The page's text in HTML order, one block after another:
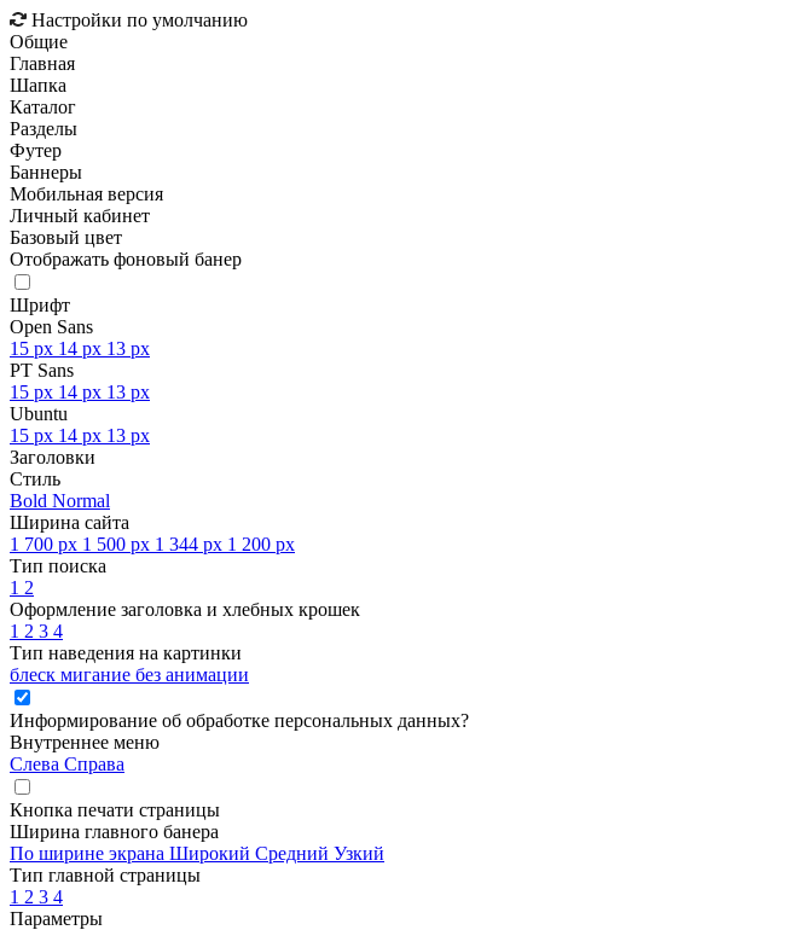
Настройки по умолчанию
Общие
Главная
Шапка
Каталог
Разделы
Футер
Баннеры
Мобильная версия
Личный кабинет
Базовый цвет
Отображать фоновый банер
Шрифт
Open Sans
15 px 14 px 13 px
PT Sans
15 px 14 px 13 px
Ubuntu
15 px 14 px 13 px
Заголовки
Стиль
Bold Normal
Ширина сайта
1 700 px 1 500 px 1 344 px 1 200 px
Тип поиска
1 2
Оформление заголовка и хлебных крошек
1 2 3 4
Тип наведения на картинки
блеск мигание без анимации
Информирование об обработке персональных данных?
Внутреннее меню
Слева Справа
Кнопка печати страницы
Ширина главного банера
По ширине экрана Широкий Средний Узкий
Тип главной страницы
1 2 3 4
Параметры